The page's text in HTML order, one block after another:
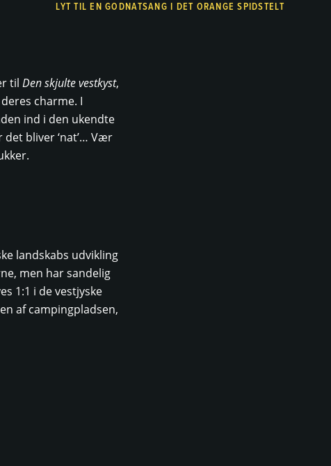
LYT TIL EN GODNATSANG I DET ORANGE SPIDSTELT
til Den skjulte vestkyst,
charme. I
ind i den ukendte
bliver ‘nat’… Vær
landskabs udvikling
men har sandelig
1:1 i de vestjyske
af campingpladsen,